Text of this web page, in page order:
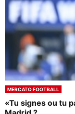
MERCATO FOOTBALL
«Tu signes ou tu